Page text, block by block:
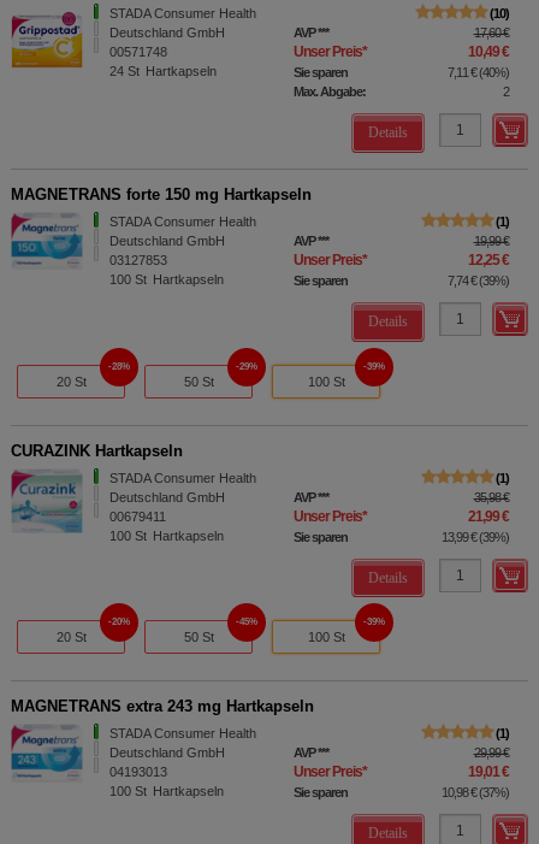
STADA Consumer Health
Deutschland GmbH
00571748
24 St Hartkapseln
10
AVP*** 17,60 €
Unser Preis* 10,49 €
Sie sparen 7,11 €(40%)
Max. Abgabe:
2
Details
MAGNETRANS forte 150 mg Hartkapseln
STADA Consumer Health
Deutschland GmbH
03127853
100 St Hartkapseln
1
AVP*** 19,99 €
Unser Preis* 12,25 €
Sie sparen 7,74 €(39%)
Details
20 St
28%
50 St
29%
100 St
39%
CURAZINK Hartkapseln
STADA Consumer Health
Deutschland GmbH
00679411
100 St Hartkapseln
1
AVP*** 35,98 €
Unser Preis* 21,99 €
Sie sparen 13,99 €(39%)
Details
20 St
20%
50 St
45%
100 St
39%
MAGNETRANS extra 243 mg Hartkapseln
STADA Consumer Health
Deutschland GmbH
04193013
100 St Hartkapseln
1
AVP*** 29,99 €
Unser Preis* 19,01 €
Sie sparen 10,98 €(37%)
Details